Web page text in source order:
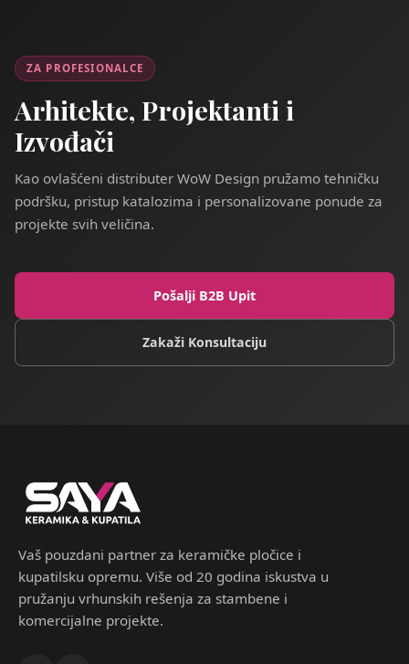
ZA PROFESIONALCE
Arhitekte, Projektanti i
Izvođači
Kao ovlašćeni distributer WoW Design pružamo tehničku
podršku, pristup katalozima i personalizovane ponude za
projekte svih veličina.
Pošalji B2B Upit
Zakaži Konsultaciju
Vaš pouzdani partner za keramičke pločice i
kupatilsku opremu. Više od 20 godina iskustva u
pružanju vrhunskih rešenja za stambene i
komercijalne projekte.